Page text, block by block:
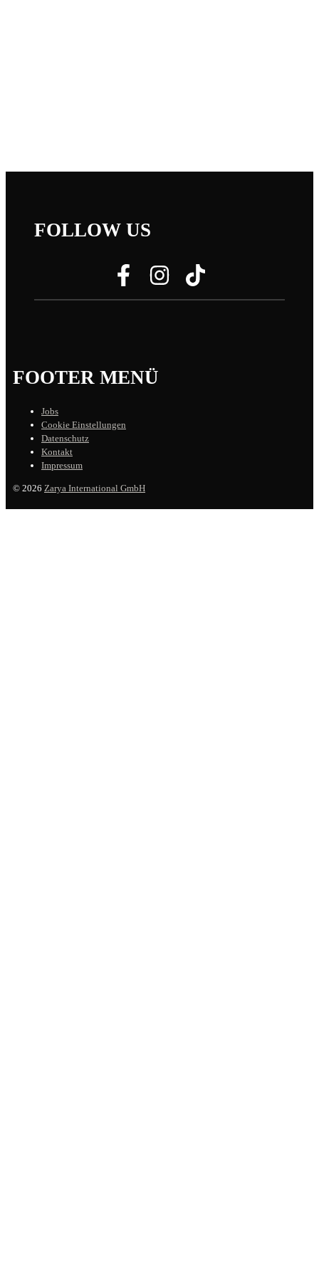
FOLLOW US
FOOTER MENÜ
Jobs
Cookie Einstellungen
Datenschutz
Kontakt
Impressum
© 2026 Zarya International GmbH